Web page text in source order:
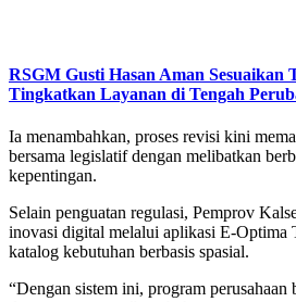
RSGM Gusti Hasan Aman Sesuaikan
Tingkatkan Layanan di Tengah
Ia menambahkan, proses revisi kini
bersama legislatif dengan melibatkan
kepentingan.
Selain penguatan regulasi, Pemprov
inovasi digital melalui aplikasi E-Optima
katalog kebutuhan berbasis spasial.
“Dengan sistem ini, program perusahaan